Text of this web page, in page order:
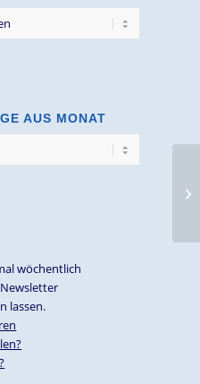
AUS MONAT
wöchentlich
lassen.